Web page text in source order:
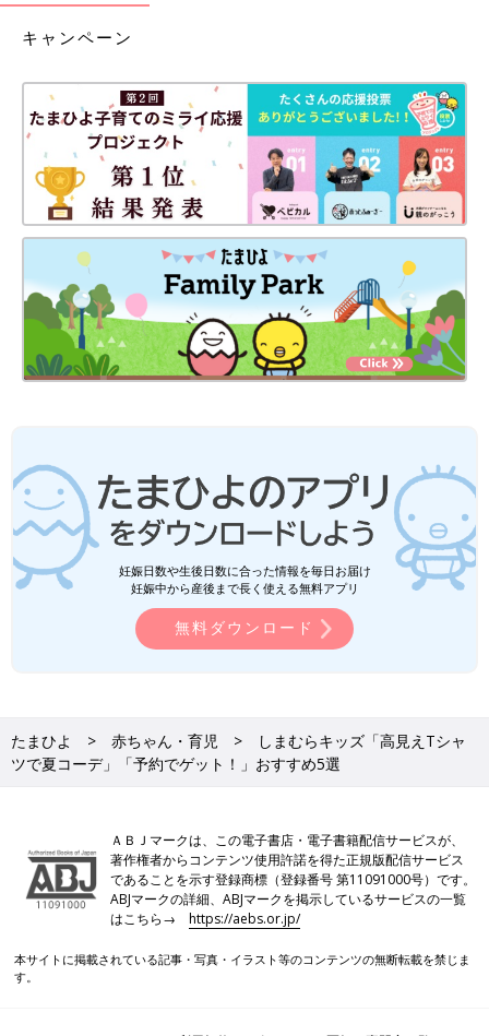
キャンペーン
妊娠日数や生後日数に合った情報を毎日お届け
妊娠中から産後まで長く使える無料アプリ
無料ダウンロード
たまひよ 赤ちゃん・育児
しまむらキッズ「高見えTシャ
ツで夏コーデ」「予約でゲット！」おすすめ5選
ＡＢＪマークは、この電子書店・電子書籍配信サービスが、
著作権者からコンテンツ使用許諾を得た正規版配信サービス
であることを示す登録商標（登録番号 第11091000号）です。
ABJマークの詳細、ABJマークを掲示しているサービスの一覧
はこちら→https://aebs.or.jp/
本サイトに掲載されている記事・写真・イラスト等のコンテンツの無断転載を禁じま
す。